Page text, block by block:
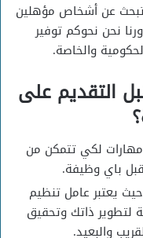
عن أشخاص مؤهلين
نحن نحوكم توفير
والخاصة.
التقديم على
لكي تتمكن من
باي وظيفة.
يعتبر عامل تنظيم
لتطوير ذاتك وتحقيق
والبعيد.